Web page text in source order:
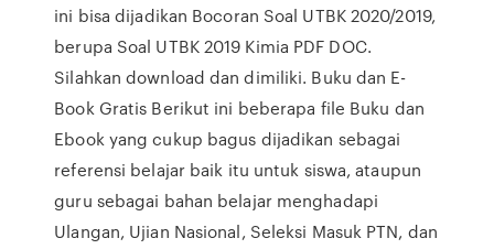
ini bisa dijadikan Bocoran Soal UTBK 2020/2019,
berupa Soal UTBK 2019 Kimia PDF DOC.
Silahkan download dan dimiliki. Buku dan E-
Book Gratis Berikut ini beberapa file Buku dan
Ebook yang cukup bagus dijadikan sebagai
referensi belajar baik itu untuk siswa, ataupun
guru sebagai bahan belajar menghadapi
Ulangan, Ujian Nasional, Seleksi Masuk PTN, dan